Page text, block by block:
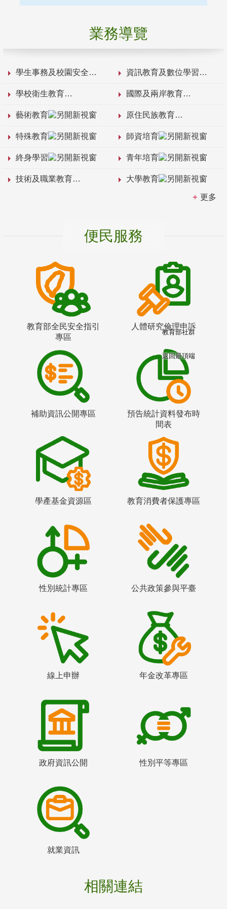
業務導覽
學生事務及校園安全 資訊教育及數位學習
學校衛生教育 國際及兩岸教育
藝術教育 原住民族教育
特殊教育 師資培育
終身學習 青年培育
技術及職業教育 大學教育
更多
便民服務
教育部全民安全指引
專區
人體研究倫理申訴
補助資訊公開專區
預告統計資料發布時
間表
學產基金資源區 教育消費者保護專區
性別統計專區 公共政策參與平臺
線上申辦 年金改革專區
政府資訊公開 性別平等專區
就業資訊
相關連結
教育部社群
返回最頂端